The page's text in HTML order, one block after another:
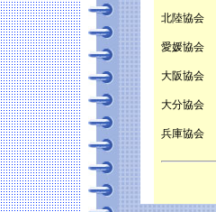
北陸協会
愛媛協会
大阪協会
大分協会
兵庫協会